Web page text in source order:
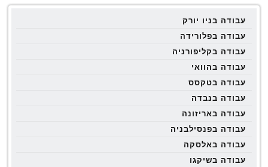
עבודה בניו יורק
עבודה בפלורידה
עבודה בקליפורניה
עבודה בהוואי
עבודה בטקסס
עבודה בנבדה
עבודה באריזונה
עבודה בפנסילבניה
עבודה באלסקה
עבודה בשיקגו